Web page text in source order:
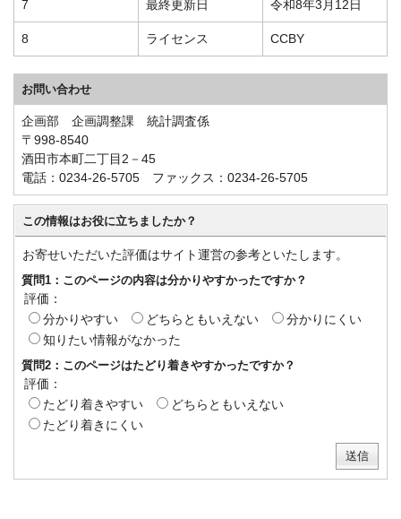
7 最終更新日 令和8年3月12日
8 ライセンス CCBY
お問い合わせ
企画部 企画調整課 統計調査係
〒998-8540
酒田市本町二丁目2－45
電話：0234-26-5705 ファックス：0234-26-5705
この情報はお役に立ちましたか？
お寄せいただいた評価はサイト運営の参考といたします。
質問1：このページの内容は分かりやすかったですか？
評価：
分かりやすい
どちらともいえない
分かりにくい
知りたい情報がなかった
質問2：このページはたどり着きやすかったですか？
評価：
たどり着きやすい
どちらともいえない
たどり着きにくい